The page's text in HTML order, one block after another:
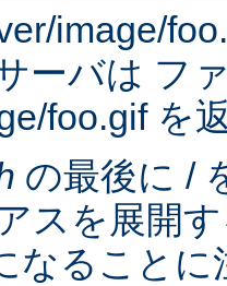
image/
ーバは フ
foo.gif を
の最後に /
スを展開
なること